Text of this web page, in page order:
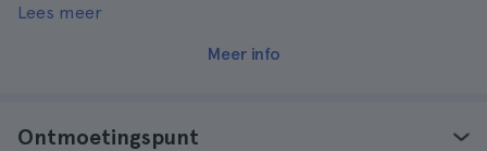
aanrader.
Lees meer
Meer info
Ontmoetingspunt